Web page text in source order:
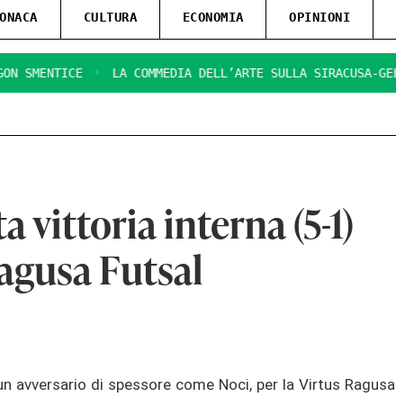
CULTURA ECONOMIA OPINIONI
LA COMMEDIA DELL’ARTE SULLA SIRACUSA-GELA.
vittoria interna (5-1)
Futsal
avversario di spessore come Noci, per la Virtus Ragusa